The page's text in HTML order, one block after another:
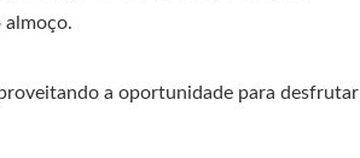
almoço.
a oportunidade para desfrutar